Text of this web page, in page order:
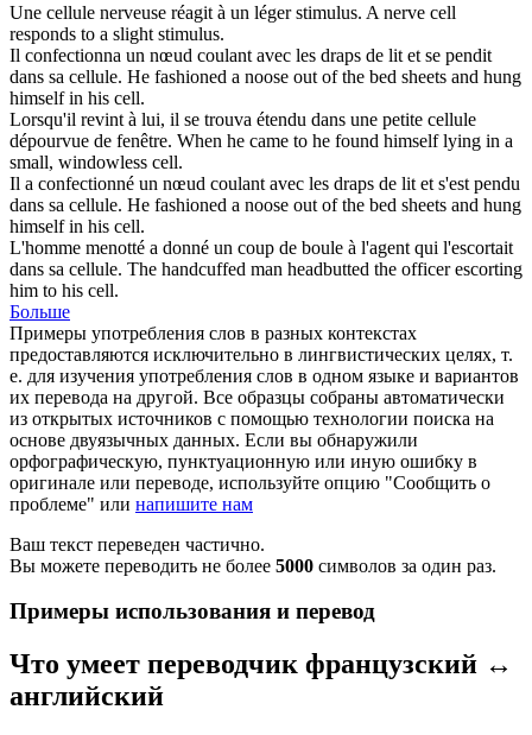
Une cellule nerveuse réagit à un léger stimulus. A nerve cell
responds to a slight stimulus.
Il confectionna un nœud coulant avec les draps de lit et se pendit
dans sa cellule. He fashioned a noose out of the bed sheets and hung
himself in his cell.
Lorsqu'il revint à lui, il se trouva étendu dans une petite cellule
dépourvue de fenêtre. When he came to he found himself lying in a
small, windowless cell.
Il a confectionné un nœud coulant avec les draps de lit et s'est pendu
dans sa cellule. He fashioned a noose out of the bed sheets and hung
himself in his cell.
L'homme menotté a donné un coup de boule à l'agent qui l'escortait
dans sa cellule. The handcuffed man headbutted the officer escorting
him to his cell.
Больше
Примеры употребления слов в разных контекстах
предоставляются исключительно в лингвистических целях, т.
е. для изучения употребления слов в одном языке и вариантов
их перевода на другой. Все образцы собраны автоматически
из открытых источников с помощью технологии поиска на
основе двуязычных данных. Если вы обнаружили
орфографическую, пунктуационную или иную ошибку в
оригинале или переводе, используйте опцию "Сообщить о
проблеме" или напишите нам
Ваш текст переведен частично.
Вы можете переводить не более 5000 символов за один раз.
Примеры использования и перевод
Что умеет переводчик французский ↔
английский